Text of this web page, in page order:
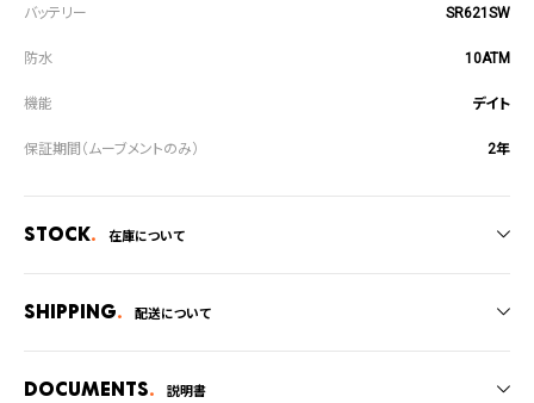
SR621SW
10ATM
デイト
2年
Stock 在庫について
在庫切れの場合、キャンセルをさせて頂きます。
Shipping 配送について
Documents 説明書